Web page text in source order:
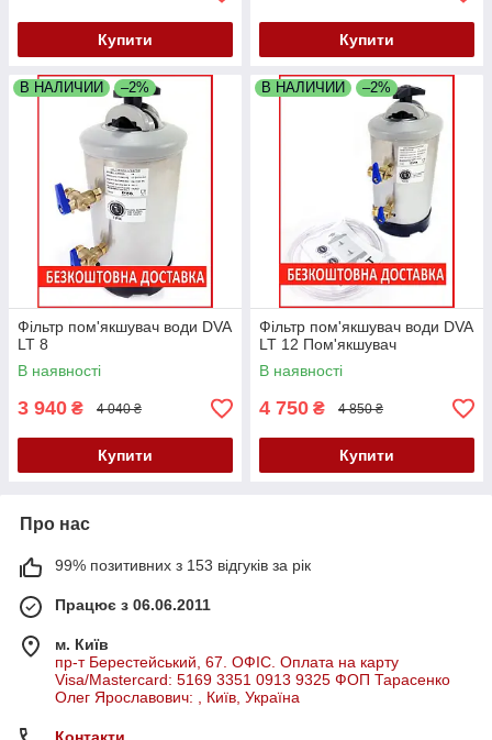
Купити Купити
В НАЛИЧИИ –2%
Фільтр пом'якшувач води DVA
LT 8
В наявності
3 940 ₴ 4 040 ₴
Купити
В НАЛИЧИИ –2%
Фільтр пом'якшувач води DVA
LT 12 Пом'якшувач
В наявності
4 750 ₴ 4 850 ₴
Купити
Про нас
99% позитивних з 153 відгуків за рік
Працює з 06.06.2011
м. Київ
пр-т Берестейський, 67. ОФІС. Оплата на карту
Visa/Mastercard: 5169 3351 0913 9325 ФОП Тарасенко
Олег Ярославович: , Київ, Україна